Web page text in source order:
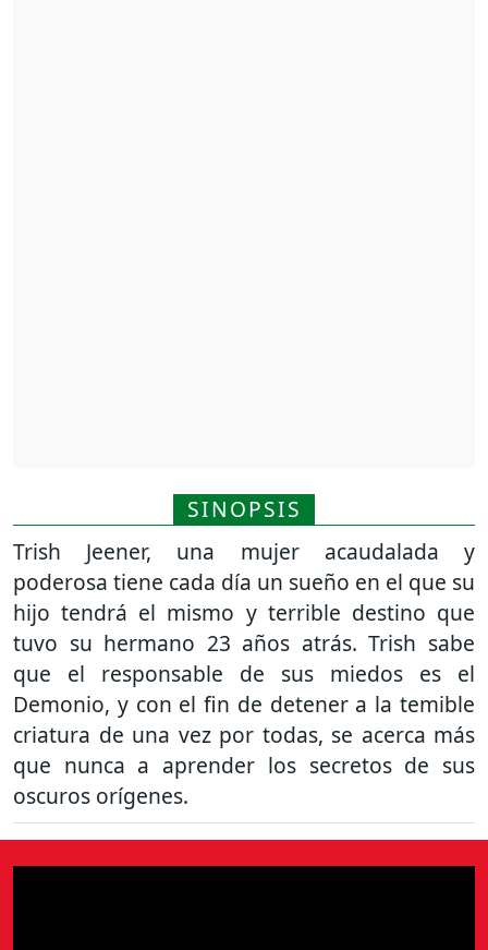
SINOPSIS
Trish Jeener, una mujer acaudalada y
poderosa tiene cada día un sueño en el que su
hijo tendrá el mismo y terrible destino que
tuvo su hermano 23 años atrás. Trish sabe
que el responsable de sus miedos es el
Demonio, y con el fin de detener a la temible
criatura de una vez por todas, se acerca más
que nunca a aprender los secretos de sus
oscuros orígenes.